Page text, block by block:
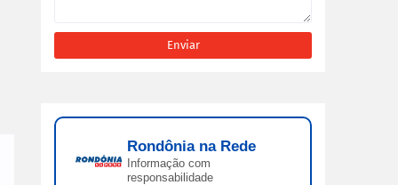
Rondônia na Rede
Informação com
responsabilidade